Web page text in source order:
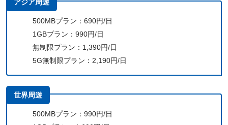
アジア周遊
500MBプラン：690円/日
1GBプラン：990円/日
無制限プラン：1,390円/日
5G無制限プラン：2,190円/日
世界周遊
500MBプラン：990円/日